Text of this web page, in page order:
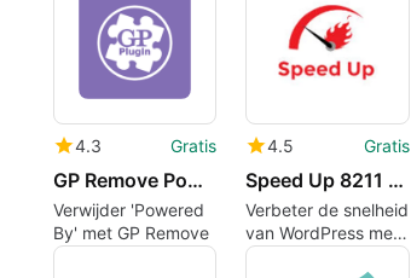
4.3 Gratis
GP Remove Powered By
Verwijder 'Powered
By' met GP Remove
4.5 Gratis
Speed Up 8211 Translation Cache
Verbeter de snelheid
van WordPress met
deze plugin